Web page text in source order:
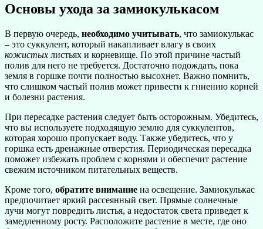
Основы ухода за замиокулькасом
В первую очередь, необходимо учитывать, что замиокулькас
– это суккулент, который накапливает влагу в своих
кожистых листьях и корневище. По этой причине частый
полив для него не требуется. Достаточно подождать, пока
земля в горшке почти полностью высохнет. Важно помнить,
что слишком частый полив может привести к гниению корней
и болезни растения.
При пересадке растения следует быть осторожным. Убедитесь,
что вы используете подходящую землю для суккулентов,
которая хорошо пропускает воду. Также убедитесь, что у
горшка есть дренажные отверстия. Периодическая пересадка
поможет избежать проблем с корнями и обеспечит растение
свежим источником питательных веществ.
Кроме того, обратите внимание на освещение. Замиокулькас
предпочитает яркий рассеянный свет. Прямые солнечные
лучи могут повредить листья, а недостаток света приведет к
замедленному росту. Расположите растение в месте, где оно